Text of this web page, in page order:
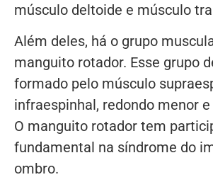
músculo deltoide e músculo
Além deles, há o grupo
manguito rotador. Esse grupo
formado pelo músculo
infraespinhal, redondo menor
O manguito rotador tem
fundamental na síndrome do
ombro.